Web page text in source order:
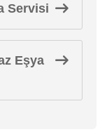
Servisi
Eşya